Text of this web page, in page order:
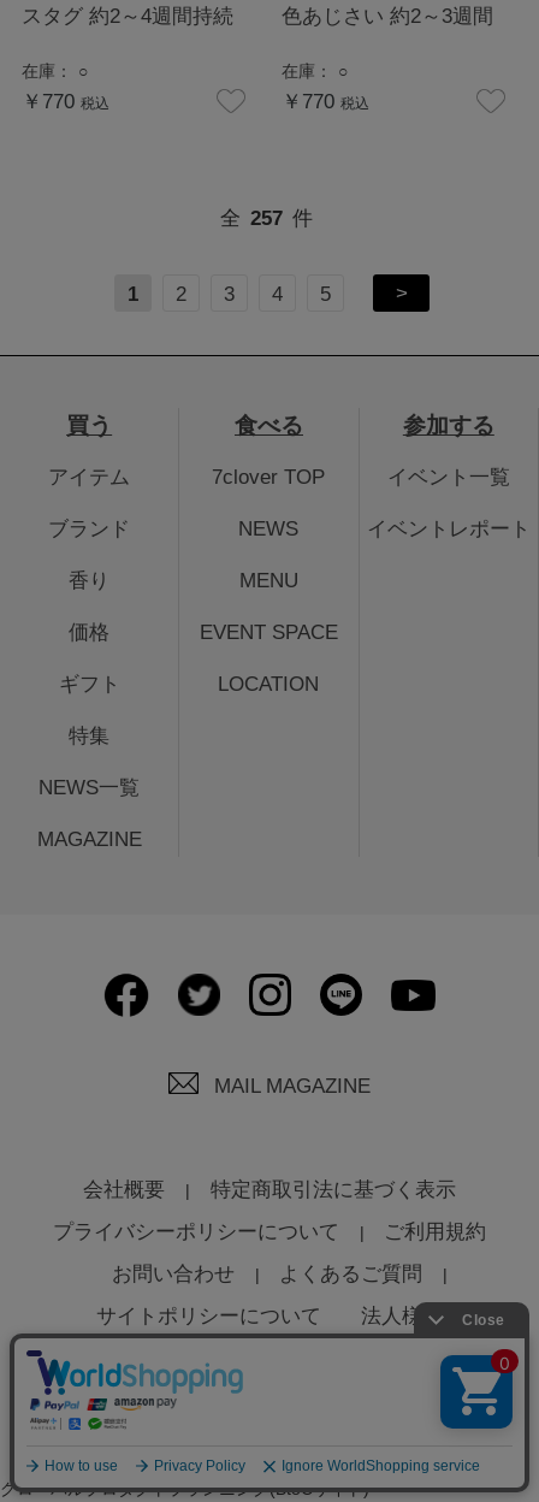
スタグ 約2～4週間持続
在庫： ○
￥770 税込
色あじさい 約2～3週間
在庫： ○
￥770 税込
全 257 件
1 2 3 4 5 >
買う
アイテム
ブランド
香り
価格
ギフト
特集
NEWS一覧
MAGAZINE
食べる
7clover TOP
NEWS
MENU
EVENT SPACE
LOCATION
参加する
イベント一覧
イベントレポート
MAIL MAGAZINE
会社概要
特定商取引法に基づく表示
プライバシーポリシーについて
ご利用規約
お問い合わせ
よくあるご質問
サイトポリシーについて
法人様へ
© Global Product Planning Co., Ltd
グローバルプロダクトプランニング(BtoCサイト)